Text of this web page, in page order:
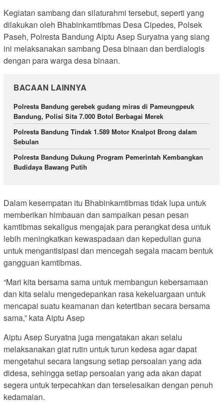
Kegiatan sambang dan silaturahmi tersebut, seperti yang
dilakukan oleh Bhabinkamtibmas Desa Cipedes, Polsek
Paseh, Polresta Bandung Aiptu Asep Suryatna yang siang
ini melaksanakan sambang Desa binaan dan berdialogis
dengan para warga desa binaan.
BACAAN LAINNYA
Polresta Bandung gerebek gudang miras di Pameungpeuk
Bandung, Polisi Sita 7.000 Botol Berbagai Merek
Polresta Bandung Tindak 1.589 Motor Knalpot Brong dalam
Sebulan
Polresta Bandung Dukung Program Pemerintah Kembangkan
Budidaya Bawang Putih
Dalam kesempatan itu Bhabinkamtibmas tidak lupa untuk
memberikan himbauan dan sampaikan pesan pesan
kamtibmas sekaligus mengajak para perangkat desa untuk
lebih meningkatkan kewaspadaan dan kepedulian guna
untuk mengantisipasi dan mencegah segala macam bentuk
gangguan kamtibmas.
“Mari kita bersama sama untuk membangun kebersamaan
dan kita selalu mengedepankan rasa kekeluargaan untuk
mencapai suatu keamanan dan ketertiban secara bersama
sama,” kata Aiptu Asep
Aiptu Asep Suryatna juga mengatakan akan selalu
melaksanakan giat rutin untuk turun kedesa agar dapat
mengetahui secara langsung setiap persoalan yang ada
didesa, sehingga setiap persoalan yang ada akan dapat
segera untuk terpecahkan dan terselesaikan dengan penuh
kedamaian.